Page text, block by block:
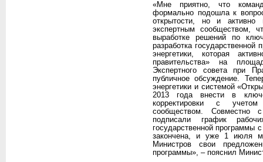
«Мне приятно, что
формально подошла к
открытости, но и активно
экспертным сообществом,
выработке решений по
разработка
энергетики, которая
правительства» на
Экспертного совета при
публичное обсуждение.
энергетики и системой
2013 года внести в
корректировки с
сообществом. Совместно
подписали график
государственной программы
закончена, и уже 1 июля
Министров свои
программы», – пояснил